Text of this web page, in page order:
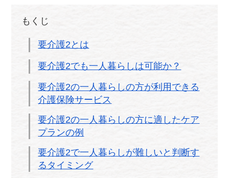
もくじ
要介護2とは
要介護2でも一人暮らしは可能か？
要介護2の一人暮らしの方が利用できる
介護保険サービス
要介護2の一人暮らしの方に適したケア
プランの例
要介護2で一人暮らしが難しいと判断す
るタイミング